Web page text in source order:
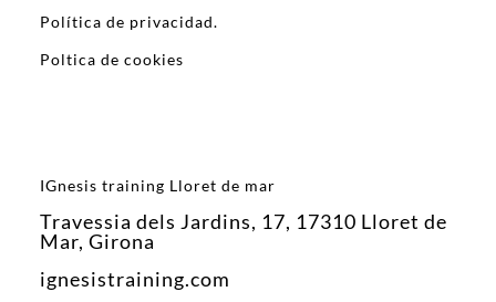
Política de privacidad.
Poltica de cookies
IGnesis training Lloret de mar
Travessia dels Jardins, 17, 17310 Lloret de
Mar, Girona
ignesistraining.com